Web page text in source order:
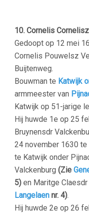
10. Cornelis
Gedoopt op 12 mei
Cornelis Pouwelsz
Buijtenweg.
Bouwman te Katwijk
armmeester van
Katwijk op 51-jarige
Hij huwde 1e op 25
Bruynensdr
24 november 1630 te
te Katwijk onder
Valckenburg (Zie
5) en Maritge Claesdr
Langelaen nr. 4).
Hij huwde 2e op 26